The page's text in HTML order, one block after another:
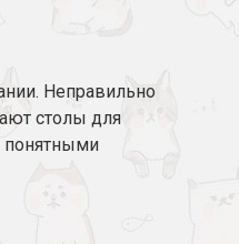
Неправильно
столы для
понятными